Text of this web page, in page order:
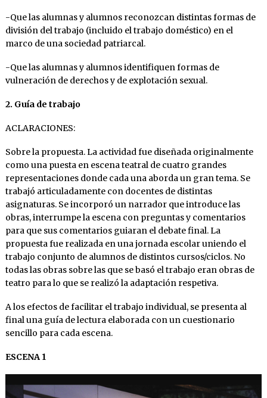
-Que las alumnas y alumnos reconozcan distintas formas de
división del trabajo (incluido el trabajo doméstico) en el
marco de una sociedad patriarcal.
-Que las alumnas y alumnos identifiquen formas de
vulneración de derechos y de explotación sexual.
2. Guía de trabajo
ACLARACIONES:
Sobre la propuesta. La actividad fue diseñada originalmente
como una puesta en escena teatral de cuatro grandes
representaciones donde cada una aborda un gran tema. Se
trabajó articuladamente con docentes de distintas
asignaturas. Se incorporó un narrador que introduce las
obras, interrumpe la escena con preguntas y comentarios
para que sus comentarios guiaran el debate final. La
propuesta fue realizada en una jornada escolar uniendo el
trabajo conjunto de alumnos de distintos cursos/ciclos. No
todas las obras sobre las que se basó el trabajo eran obras de
teatro para lo que se realizó la adaptación respetiva.
A los efectos de facilitar el trabajo individual, se presenta al
final una guía de lectura elaborada con un cuestionario
sencillo para cada escena.
ESCENA 1